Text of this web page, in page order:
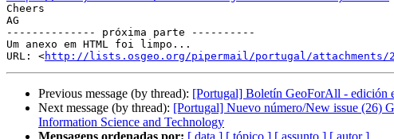
Cheers
AG
-------------- próxima parte ----------
Um anexo em HTML foi limpo...
URL: <http://lists.osgeo.org/pipermail/portugal/attachments/
Previous message (by thread): [Portugal] Boletín GeoForAll - edición
Next message (by thread): [Portugal] Nuevo número/New issue (26)
Information Science and Technology